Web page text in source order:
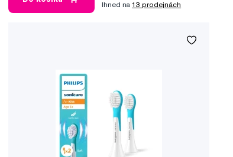
Ihned na13 prodejnách